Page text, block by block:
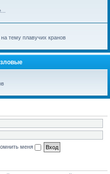
тему плавучих кранов
меня